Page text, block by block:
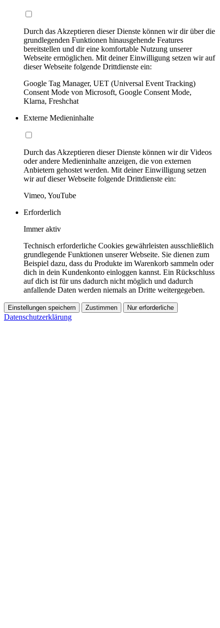
Durch das Akzeptieren dieser Dienste können wir dir über die
grundlegenden Funktionen hinausgehende Features
bereitstellen und dir eine komfortable Nutzung unserer
Webseite ermöglichen. Mit deiner Einwilligung setzen wir auf
dieser Webseite folgende Drittdienste ein:
Google Tag Manager, UET (Universal Event Tracking)
Consent Mode von Microsoft, Google Consent Mode,
Klarna, Freshchat
Externe Medieninhalte
Durch das Akzeptieren dieser Dienste können wir dir Videos
oder andere Medieninhalte anzeigen, die von externen
Anbietern gehostet werden. Mit deiner Einwilligung setzen
wir auf dieser Webseite folgende Drittdienste ein:
Vimeo, YouTube
Erforderlich
Immer aktiv
Technisch erforderliche Cookies gewährleisten ausschließlich
grundlegende Funktionen unserer Webseite. Sie dienen zum
Beispiel dazu, dass du Produkte im Warenkorb sammeln oder
dich in dein Kundenkonto einloggen kannst. Ein Rückschluss
auf dich ist für uns dadurch nicht möglich und dadurch
anfallende Daten werden niemals an Dritte weitergegeben.
Einstellungen speichern Zustimmen Nur erforderliche
Datenschutzerklärung